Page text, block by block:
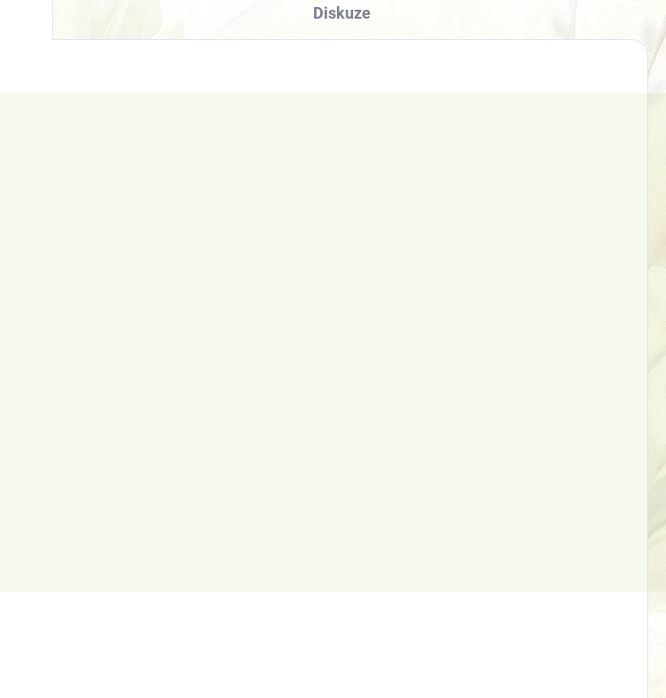
Diskuze